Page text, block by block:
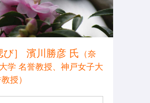
び］ 濱川勝彦 氏
（奈
学 名誉教授、神戸女子大
授）